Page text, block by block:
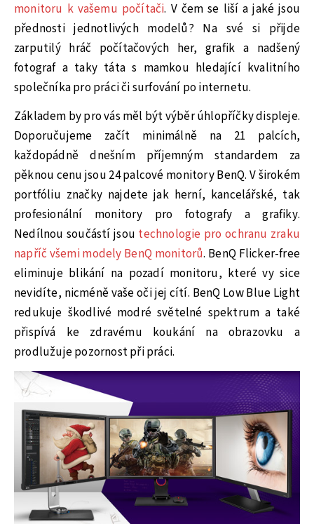
monitoru k vašemu počítači. V čem se liší a jaké jsou
přednosti jednotlivých modelů? Na své si přijde
zarputilý hráč počítačových her, grafik a nadšený
fotograf a taky táta s mamkou hledající kvalitního
společníka pro práci či surfování po internetu.
Základem by pro vás měl být výběr úhlopříčky displeje.
Doporučujeme začít minimálně na 21 palcích,
každopádně dnešním příjemným standardem za
pěknou cenu jsou 24 palcové monitory BenQ. V širokém
portfóliu značky najdete jak herní, kancelářské, tak
profesionální monitory pro fotografy a grafiky.
Nedílnou součástí jsou technologie pro ochranu zraku
napříč všemi modely BenQ monitorů. BenQ Flicker-free
eliminuje blikání na pozadí monitoru, které vy sice
nevidíte, nicméně vaše oči jej cítí. BenQ Low Blue Light
redukuje škodlivé modré světelné spektrum a také
přispívá ke zdravému koukání na obrazovku a
prodlužuje pozornost při práci.